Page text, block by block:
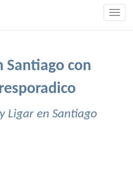
Santiago con
Ligar en Santiago